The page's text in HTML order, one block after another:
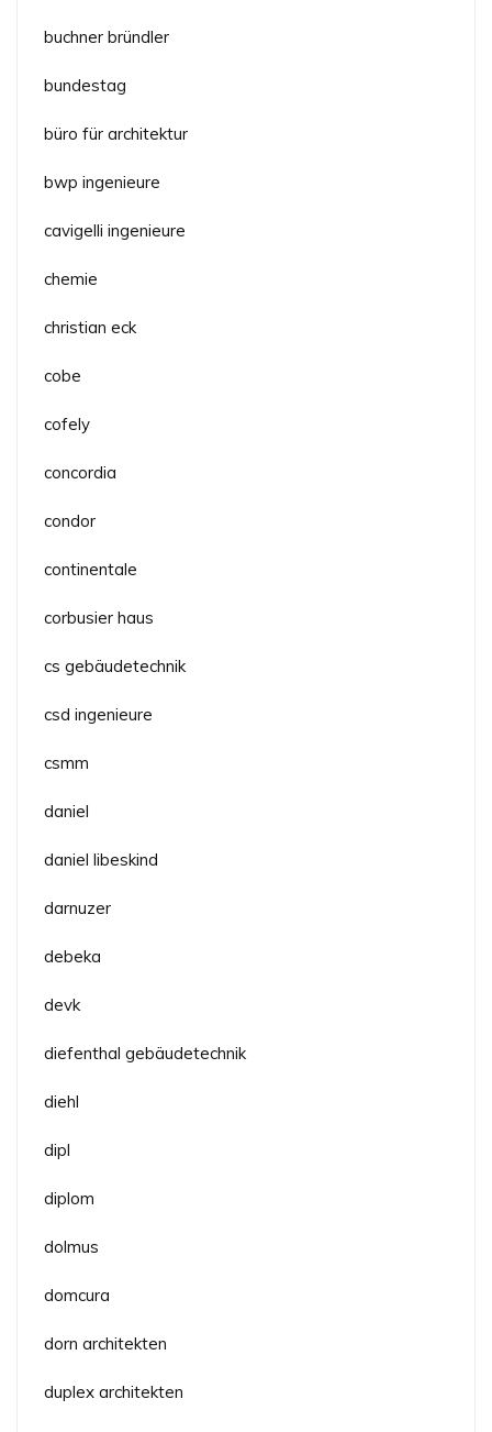
buchner bründler
bundestag
büro für architektur
bwp ingenieure
cavigelli ingenieure
chemie
christian eck
cobe
cofely
concordia
condor
continentale
corbusier haus
cs gebäudetechnik
csd ingenieure
csmm
daniel
daniel libeskind
darnuzer
debeka
devk
diefenthal gebäudetechnik
diehl
dipl
diplom
dolmus
domcura
dorn architekten
duplex architekten